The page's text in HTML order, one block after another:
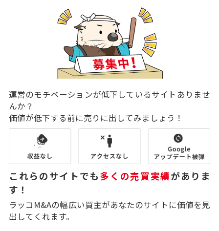
運営のモチベーションが低下しているサイトありませ
んか？
価値が低下する前に売りに出してみましょう！
これらのサイトでも多くの売買実績がありま
す！
ラッコM&Aの幅広い買主があなたのサイトに価値を見
出してくれます。